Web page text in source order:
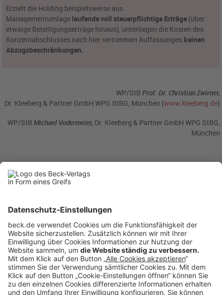
Erzielt die Holding beispielsweise aus
Managementumlage laufende voll steuerpflichtige Erträge (über
etwaige Beteiligungserträge hinaus), unterliegen die Kosten des
Konzernabschlusses nach hier vertretenen Auffassungen keinen
Abzugsbeschränkungen.
WP/StB Prof. Dr. Christian Zwirner,
Dr. Kleeberg & Partner GmbH WPG StBG, München (www.kleeberg.de)
WP/StB Michael Vodermeier, Dr. Kleeberg & Partner GmbH WPG StBG,
München
BC 3/2025
Rubriken
Menü
Anzeigen